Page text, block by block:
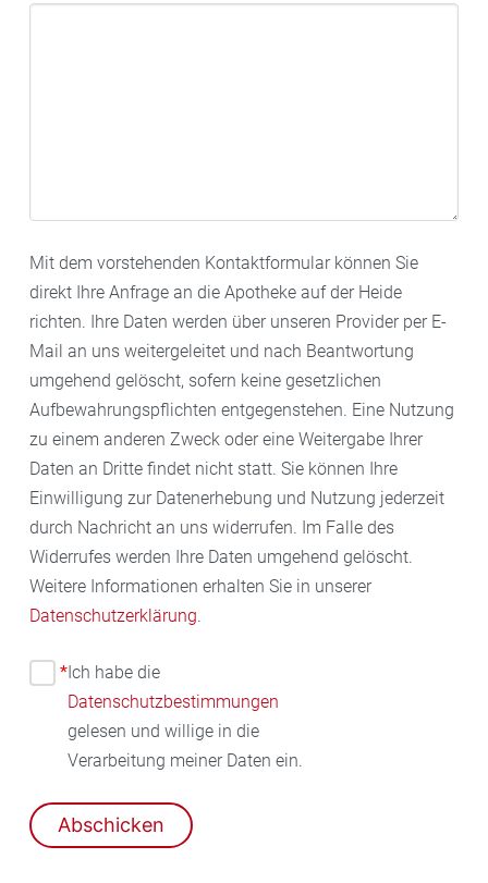
Mit dem vorstehenden Kontaktformular können Sie
direkt Ihre Anfrage an die Apotheke auf der Heide
richten. Ihre Daten werden über unseren Provider per E-
Mail an uns weitergeleitet und nach Beantwortung
umgehend gelöscht, sofern keine gesetzlichen
Aufbewahrungspflichten entgegenstehen. Eine Nutzung
zu einem anderen Zweck oder eine Weitergabe Ihrer
Daten an Dritte findet nicht statt. Sie können Ihre
Einwilligung zur Datenerhebung und Nutzung jederzeit
durch Nachricht an uns widerrufen. Im Falle des
Widerrufes werden Ihre Daten umgehend gelöscht.
Weitere Informationen erhalten Sie in unserer
Datenschutzerklärung.
*Ich habe die
Datenschutzbestimmungen
gelesen und willige in die
Verarbeitung meiner Daten ein.